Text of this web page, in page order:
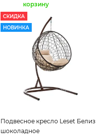
корзину
СКИДКА
НОВИНКА
Подвесное кресло Leset Белиз
шоколадное